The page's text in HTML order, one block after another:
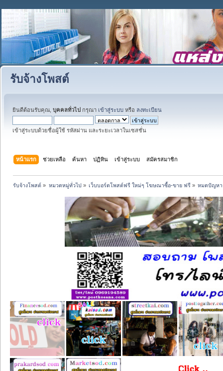
รับจ้างโพสต์
ยินดีต้อนรับคุณ, บุคคลทั่วไป กรุณา เข้าสู่ระบบ หรือ ลงทะเบียน
เข้าสู่ระบบด้วยชื่อผู้ใช้ รหัสผ่าน และระยะเวลาในเซสชั่น
หน้าแรก ช่วยเหลือ ค้นหา ปฏิทิน เข้าสู่ระบบ สมัครสมาชิก
รับจ้างโพสต์ » หมวดหมู่ทั่วไป» เว็บบอร์ดโพสต์ฟรี ใหม่ๆ โฆษณาซื้อ-ขาย ฟรี» หมดปัญหา